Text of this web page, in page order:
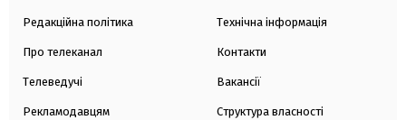
Редакційна політика
Про телеканал
Телеведучі
Рекламодавцям
Технічна інформація
Контакти
Вакансії
Структура власності